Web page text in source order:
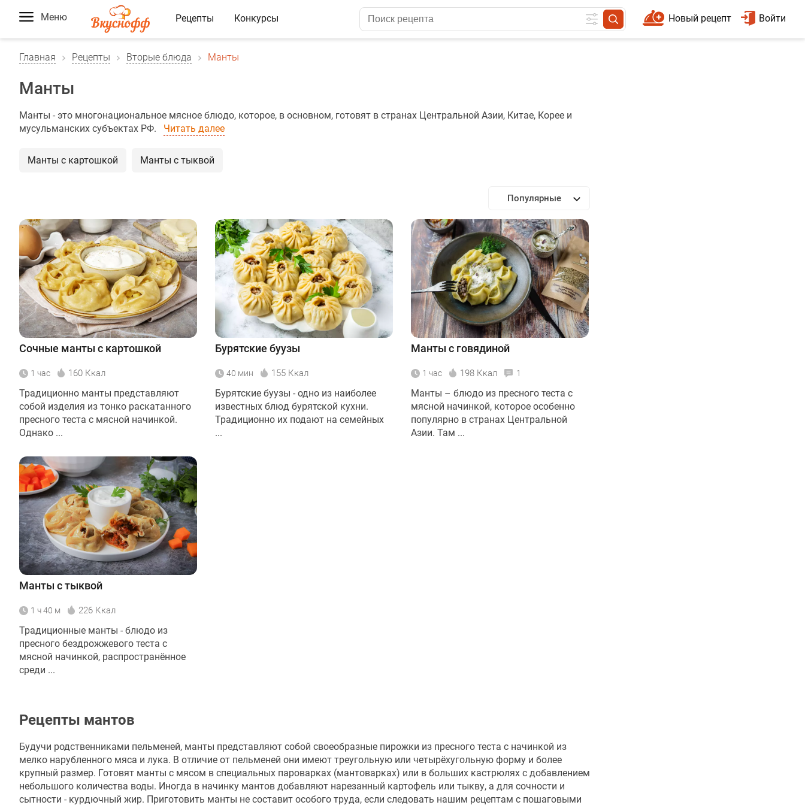
Меню Рецепты Конкурсы Войти
Новый рецепт
Главная Рецепты Вторые блюда Манты
Манты
Манты - это многонациональное мясное блюдо, которое, в основном, готовят в странах Центральной Азии, Китае, Корее и
мусульманских субъектах РФ.
Читать далее
Манты с картошкой Манты с тыквой
Популярные
Сочные манты с картошкой
1 час 160 Ккал
Традиционно манты представляют
собой изделия из тонко раскатанного
пресного теста с мясной начинкой.
Однако ...
Бурятские буузы
40 мин 155 Ккал
Бурятские буузы - одно из наиболее
известных блюд бурятской кухни.
Традиционно их подают на семейных
...
Манты с говядиной
1 час 198 Ккал 1
Манты – блюдо из пресного теста с
мясной начинкой, которое особенно
популярно в странах Центральной
Азии. Там ...
Манты с тыквой
1 ч 40 м 226 Ккал
Традиционные манты - блюдо из
пресного бездрожжевого теста с
мясной начинкой, распространённое
среди ...
Рецепты мантов
Будучи родственниками пельменей, манты представляют собой своеобразные пирожки из пресного теста с начинкой из
мелко нарубленного мяса и лука. В отличие от пельменей они имеют треугольную или четырёхугольную форму и более
крупный размер. Готовят манты с мясом в специальных пароварках (мантоварках) или в больших кастрюлях с добавлением
небольшого количества воды. Иногда в начинку мантов добавляют нарезанный картофель или тыкву, а для сочности и
сытности - курдючный жир. Приготовить манты не составит особого труда, если следовать нашим рецептам с пошаговыми